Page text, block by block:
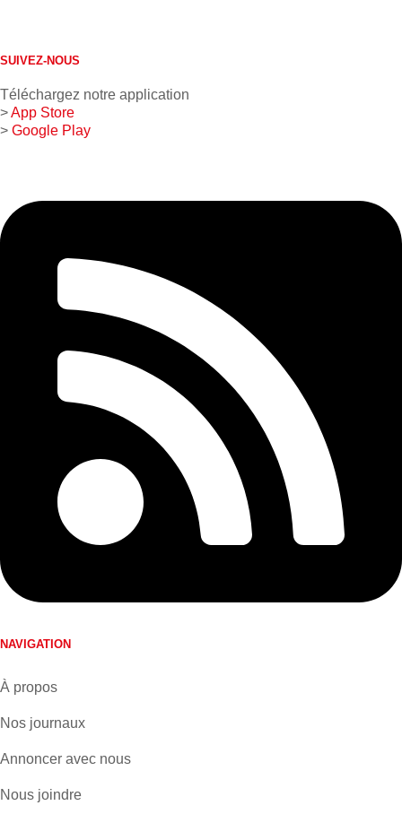
SUIVEZ-NOUS
Téléchargez notre application
>App Store
> Google Play
NAVIGATION
À propos
Nos journaux
Annoncer avec nous
Nous joindre